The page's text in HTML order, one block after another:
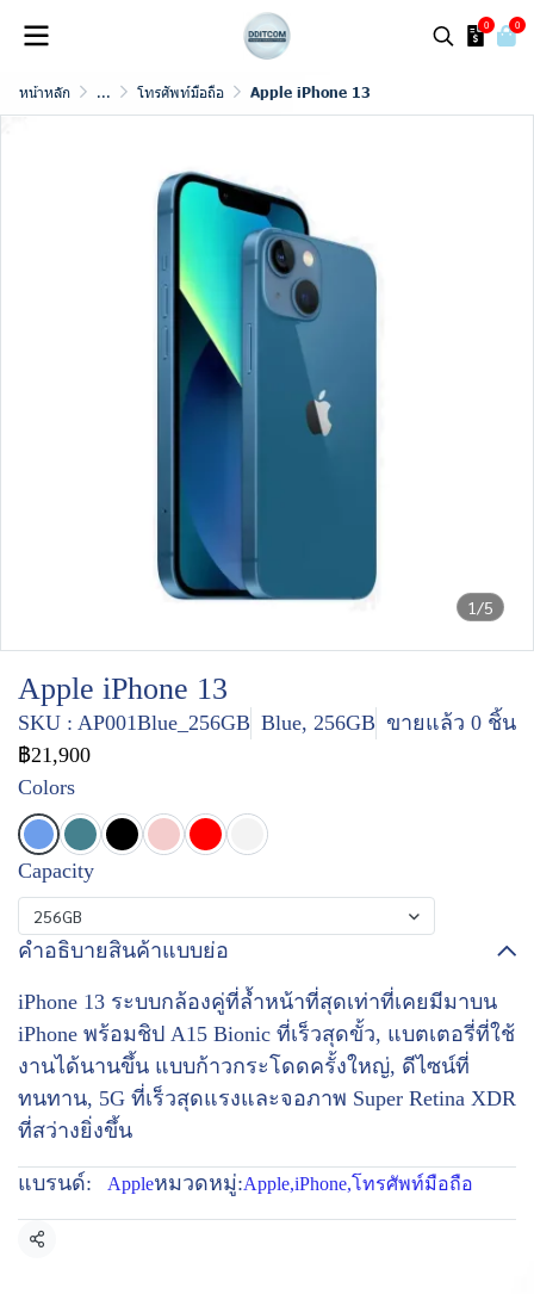
0 0
หน้าหลัก ... โทรศัพท์มือถือ Apple iPhone 13
1/5
Apple iPhone 13
SKU : AP001Blue_256GB Blue, 256GB ขายแล้ว 0 ชิ้น
฿21,900
Colors
Capacity
256GB
คำอธิบายสินค้าแบบย่อ
iPhone 13 ระบบกล้องคู่ที่ล้ำหน้าที่สุดเท่าที่เคยมีมาบน
iPhone พร้อมชิป A15 Bionic ที่เร็วสุดขั้ว, แบตเตอรี่ที่ใช้
งานได้นานขึ้น แบบก้าวกระโดดครั้งใหญ่, ดีไซน์ที่
ทนทาน, 5G ที่เร็วสุดแรงและจอภาพ Super Retina XDR
ที่สว่างยิ่งขึ้น
แบรนด์: Appleหมวดหมู่:Apple,iPhone,โทรศัพท์มือถือ
แชร์